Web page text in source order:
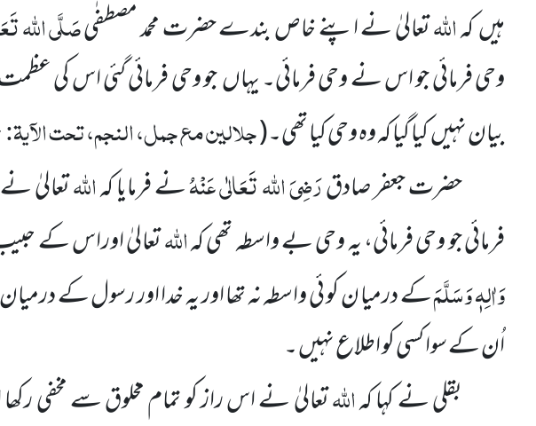
ہیں کہاللہتعالیٰ نے اپنے خاص بندے حضرت محمد مصطفٰیصَلَّی اللہ
وحی فرمائی جو اس نے وحی فرمائی۔ یہاں جو وحی فرمائی گئی اس کی
بیان نہیں کیا گیا کہ وہ وحی کیا تھی۔(جلالین مع جمل، النجم، تحت الآیۃ:
حضرت جعفر صادقرَضِیَ اللہ تَعَالٰی عَنْہُنے فرمایا کہاللہتعالیٰ
فرمائی جو وحی فرمائی، یہ وحی بے واسطہ تھی کہاللہتعالیٰ اوراس کے
وَاٰلِہٖ وَسَلَّمَکے درمیا ن کو ئی واسطہ نہ تھا اور یہ خدا اور رسول کے
اُن کے سوا کسی کو اطلاع نہیں ۔
بقلی نے کہا کہاللہتعالیٰ نے اس راز کو تمام مخلوق سے مخفی رکھا